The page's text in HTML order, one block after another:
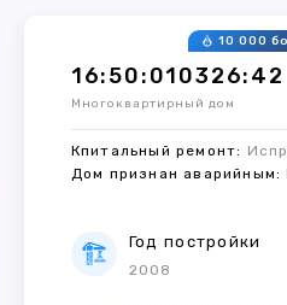
16:50:010326:42
10 000
Многоквартирный дом
Кпитальный ремонт:
Дом признан аварийным:
Год постройки
2008